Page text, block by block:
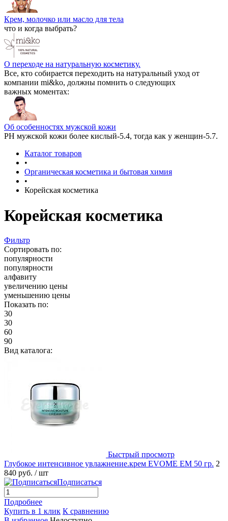
Крем, молочко или масло для тела
что и когда выбрать?
О переходе на натуральную косметику.
Все, кто собирается переходить на натуральный уход от
компании mi&ko, должны помнить о следующих
важных моментах:
Об особенностях мужской кожи
РН мужской кожи более кислый-5.4, тогда как у женщин-5.7.
Каталог товаров
•
Органическая косметика и бытовая химия
•
Корейская косметика
Корейская косметика
Фильтр
Сортировать по:
популярности
популярности
алфавиту
увеличению цены
уменьшению цены
Показать по:
30
30
60
90
Вид каталога:
Быстрый просмотр
Глубокое интенсивное увлажнение.крем EVOME EM 50 гр. 2
840 руб. / шт
Подписаться
Подробнее
Купить в 1 клик К сравнению